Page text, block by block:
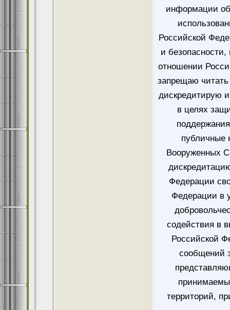
информации
Российской
и безопасности,
отношении
запрещаю читать
дискредитирую
в целях
публичные
Вооруженных
Федерации
Федерации в
содействия в
Российской
сообщений
территорий,